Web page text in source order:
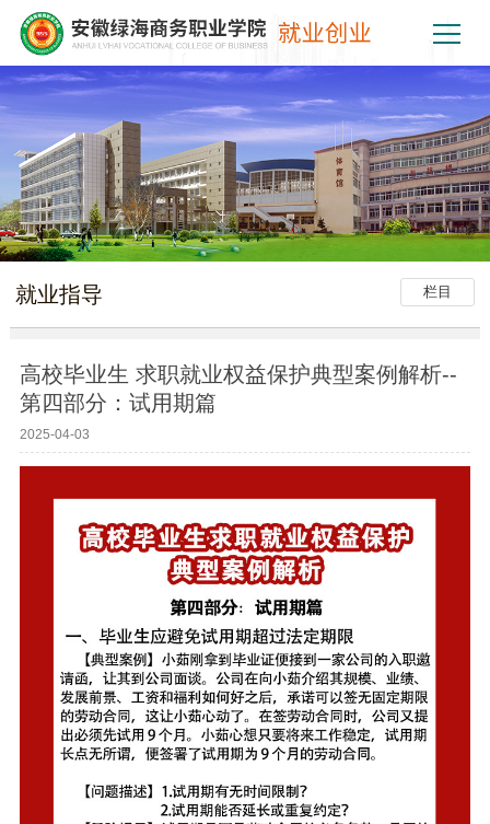
栏目
就业指导
高校毕业生 求职就业权益保护典型案例解析--
第四部分：试用期篇
2025-04-03